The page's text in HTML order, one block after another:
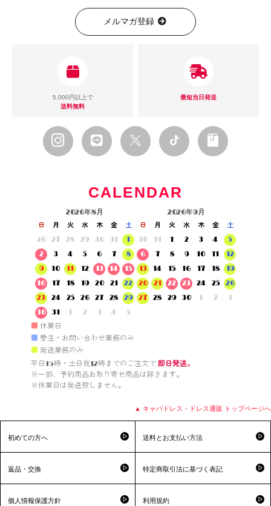
メルマガ登録
5,000円以上で
送料無料
最短当日発送
CALENDAR
2026年8月
日 月 火 水 木 金
土
26
27 28 29 30 31
1
2
3 4 5 6 7
8
9
10 11 12 13 14
15
16
17 18 19 20 21
22
23
24 25 26 27 28
29
30
31 1 2 3 4 5
2026年9月
日 月 火 水 木 金
土
30
31 1 2 3 4
5
6
7 8 9 10 11
12
13
14 15 16 17 18
19
20
21 22 23 24 25
26
27
28 29 30 1 2 3
■ 休業日
■ 受注・お問い合わせ業務のみ
■ 発送業務のみ
平日15時・土日祝12時までのご注文で 即日発送。
※一部、予約商品お取り寄せ商品は除きます。
※休業日は発送致しません。
▲ キャバドレス・ドレス通販 トップページへ
初めての方へ 送料とお支払い方法
返品・交換 特定商取引法に基づく表記
個人情報保護方針 利用規約